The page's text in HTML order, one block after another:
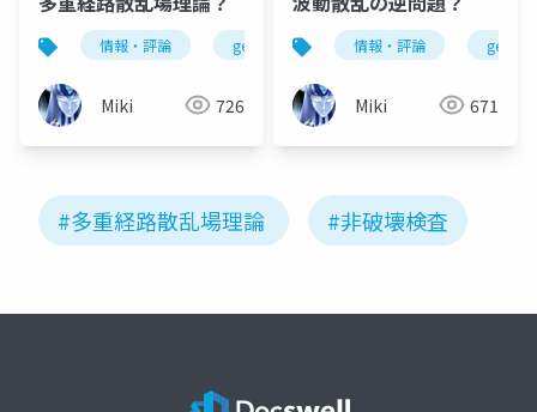
情報・評論 gemini 科学
Miki 726
情報・評論 gemini
Miki 671
#多重経路散乱場理論 #非破壊検査